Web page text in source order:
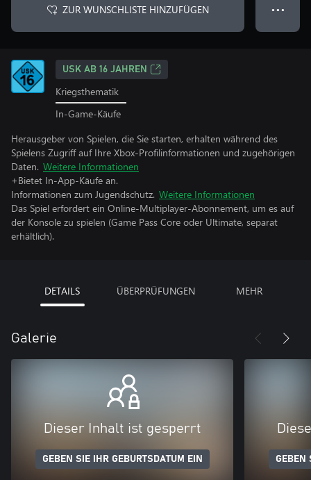
ZUR WUNSCHLISTE HINZUFÜGEN ● ● ●
USK AB 16 JAHREN
Kriegsthematik
In-Game-Käufe
Herausgeber von Spielen, die Sie starten, erhalten während des
Spielens Zugriff auf Ihre Xbox-Profilinformationen und zugehörigen
Daten. Weitere Informationen
+Bietet In-App-Käufe an.
Informationen zum Jugendschutz. Weitere Informationen
Das Spiel erfordert ein Online-Multiplayer-Abonnement, um es auf
der Konsole zu spielen (Game Pass Core oder Ultimate, separat
erhältlich).
DETAILS ÜBERPRÜFUNGEN MEHR
Galerie
Dieser Inhalt ist gesperrt
GEBEN SIE IHR GEBURTSDATUM EIN GEBEN